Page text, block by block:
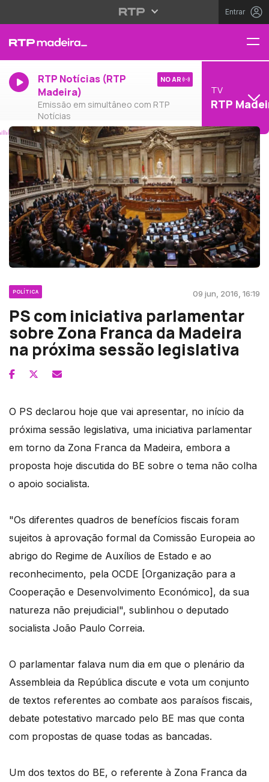
Entrar
RTP Notícias (RTP
Madeira)
Emissão em simultâneo com RTP
Notícias
NO AR
TV
RTP
POLÍTICA 09 jun, 2016, 16:19
PS com iniciativa parlamentar
sobre Zona Franca da Madeira
na próxima sessão legislativa
O PS declarou hoje que vai apresentar, no início da
próxima sessão legislativa, uma iniciativa parlamentar
em torno da Zona Franca da Madeira, embora a
proposta hoje discutida do BE sobre o tema não colha
o apoio socialista.
"Os diferentes quadros de benefícios fiscais foram
sujeitos à aprovação formal da Comissão Europeia ao
abrigo do Regime de Auxílios de Estado e ao
reconhecimento, pela OCDE [Organização para a
Cooperação e Desenvolvimento Económico], da sua
natureza não prejudicial", sublinhou o deputado
socialista João Paulo Correia.
O parlamentar falava num dia em que o plenário da
Assembleia da República discute e vota um conjunto
de textos referentes ao combate aos paraísos fiscais,
debate potestativo marcado pelo BE mas que conta
com propostas de quase todas as bancadas.
Um dos textos do BE, o referente à Zona Franca da